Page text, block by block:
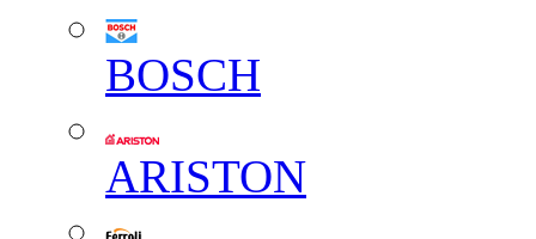
BOSCH
ARISTON